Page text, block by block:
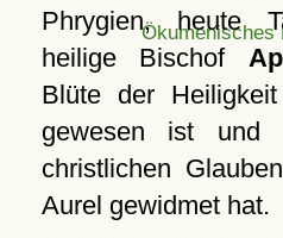
Phrygien, heute
heilige Bischof
Blüte der
gewesen ist und
christlichen
Aurel gewidmet hat.
Ökumenisches